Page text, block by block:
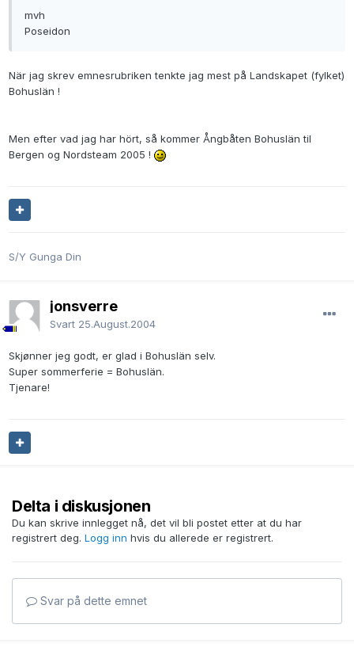
mvh
Poseidon
När jag skrev emnesrubriken tenkte jag mest på Landskapet (fylket)
Bohuslän !
Men efter vad jag har hört, så kommer Ångbåten Bohuslän til
Bergen og Nordsteam 2005 !
S/Y Gunga Din
jonsverre
Svart 25.August.2004
Skjønner jeg godt, er glad i Bohuslän selv.
Super sommerferie = Bohuslän.
Tjenare!
Delta i diskusjonen
Du kan skrive innlegget nå, det vil bli postet etter at du har
registrert deg. Logg inn hvis du allerede er registrert.
Svar på dette emnet